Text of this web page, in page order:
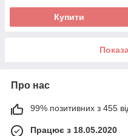
Купити
Про нас
99% позитивних з 455
Працює з 18.05.2020